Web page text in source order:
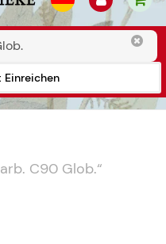
Einreichen
C90 Glob.“